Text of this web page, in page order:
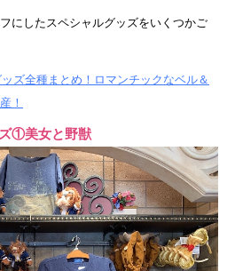
にしたスペシャルグッズをいくつかご
ズ全種まとめ！ロマンチックなベル＆
！
①美女と野獣